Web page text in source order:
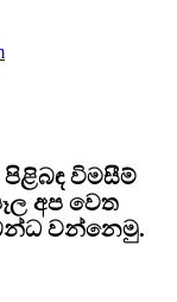
විමසීම්
අප වෙත
වන්නෙමු.